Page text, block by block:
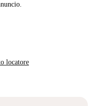
locatore